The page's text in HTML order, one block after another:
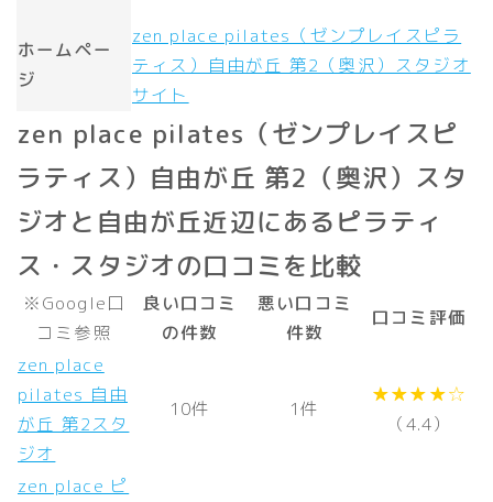
ホームペー
ジ
zen place pilates（ゼンプレイスピラ
ティス）自由が丘 第2（奥沢）スタジオ
サイト
zen place pilates（ゼンプレイスピ
ラティス）自由が丘 第2（奥沢）スタ
ジオと自由が丘近辺にあるピラティ
ス・スタジオの口コミを比較
※Google口
コミ参照
良い口コミ
の件数
悪い口コミ
件数
口コミ評価
zen place
pilates 自由
が丘 第2スタ
ジオ
10件 1件
★★★★☆
（4.4）
zen place ピ